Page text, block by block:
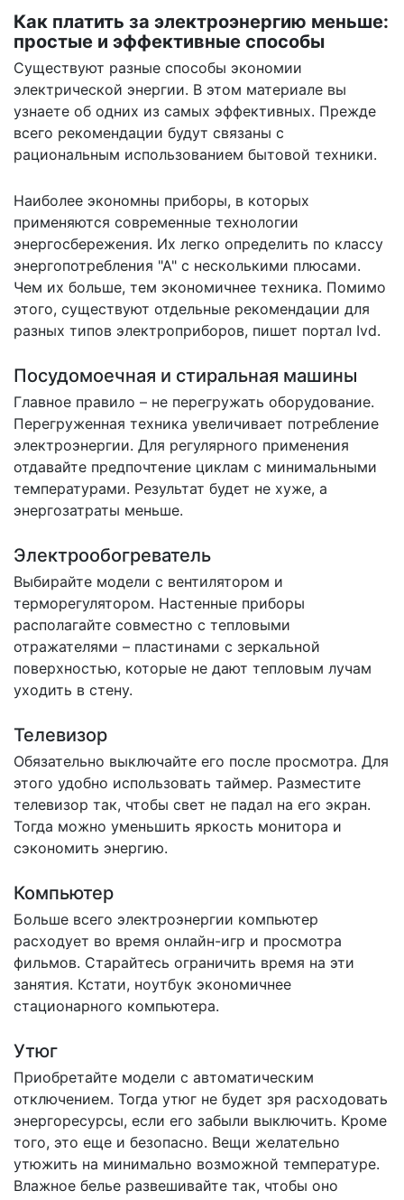
Как платить за электроэнергию меньше:
простые и эффективные способы
Существуют разные способы экономии
электрической энергии. В этом материале вы
узнаете об одних из самых эффективных. Прежде
всего рекомендации будут связаны с
рациональным использованием бытовой техники.
Наиболее экономны приборы, в которых
применяются современные технологии
энергосбережения. Их легко определить по классу
энергопотребления "А" с несколькими плюсами.
Чем их больше, тем экономичнее техника. Помимо
этого, существуют отдельные рекомендации для
разных типов электроприборов, пишет портал Ivd.
Посудомоечная и стиральная машины
Главное правило – не перегружать оборудование.
Перегруженная техника увеличивает потребление
электроэнергии. Для регулярного применения
отдавайте предпочтение циклам с минимальными
температурами. Результат будет не хуже, а
энергозатраты меньше.
Электрообогреватель
Выбирайте модели с вентилятором и
терморегулятором. Настенные приборы
располагайте совместно с тепловыми
отражателями – пластинами с зеркальной
поверхностью, которые не дают тепловым лучам
уходить в стену.
Телевизор
Обязательно выключайте его после просмотра. Для
этого удобно использовать таймер. Разместите
телевизор так, чтобы свет не падал на его экран.
Тогда можно уменьшить яркость монитора и
сэкономить энергию.
Компьютер
Больше всего электроэнергии компьютер
расходует во время онлайн-игр и просмотра
фильмов. Старайтесь ограничить время на эти
занятия. Кстати, ноутбук экономичнее
стационарного компьютера.
Утюг
Приобретайте модели с автоматическим
отключением. Тогда утюг не будет зря расходовать
энергоресурсы, если его забыли выключить. Кроме
того, это еще и безопасно. Вещи желательно
утюжить на минимально возможной температуре.
Влажное белье развешивайте так, чтобы оно